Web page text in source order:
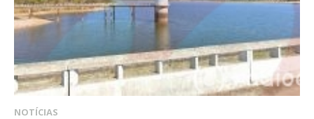
NOTÍCIAS